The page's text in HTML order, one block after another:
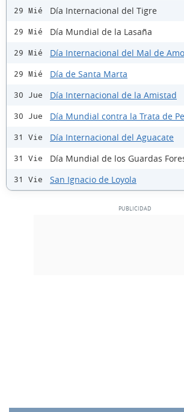
29 Mié Día Internacional del Tigre
29 Mié Día Mundial de la Lasaña
29 Mié Día Internacional del Mal de
29 Mié Día de Santa Marta
30 Jue Día Internacional de la Amistad
30 Jue Día Mundial contra la Trata de
31 Vie Día Internacional del Aguacate
31 Vie Día Mundial de los Guardas
31 Vie San Ignacio de Loyola